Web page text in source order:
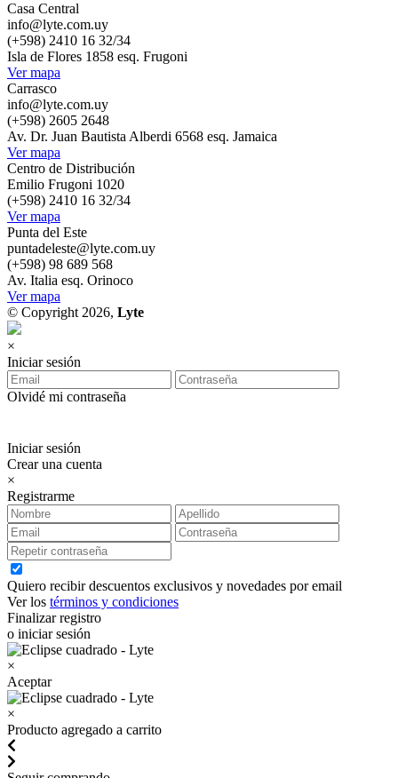
Casa Central
info@lyte.com.uy
(+598) 2410 16 32/34
Isla de Flores 1858 esq. Frugoni
Ver mapa
Carrasco
info@lyte.com.uy
(+598) 2605 2648
Av. Dr. Juan Bautista Alberdi 6568 esq. Jamaica
Ver mapa
Centro de Distribución
Emilio Frugoni 1020
(+598) 2410 16 32/34
Ver mapa
Punta del Este
puntadeleste@lyte.com.uy
(+598) 98 689 568
Av. Italia esq. Orinoco
Ver mapa
© Copyright 2026, Lyte
×
Iniciar sesión
Olvidé mi contraseña
Iniciar sesión
Crear una cuenta
×
Registrarme
Quiero recibir descuentos exclusivos y novedades por email
Ver los términos y condiciones
Finalizar registro
o iniciar sesión
×
Aceptar
×
Producto agregado a carrito